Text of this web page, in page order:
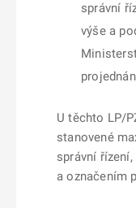
správní
výše a
U těchto LP/
stanovené
správní
a označením